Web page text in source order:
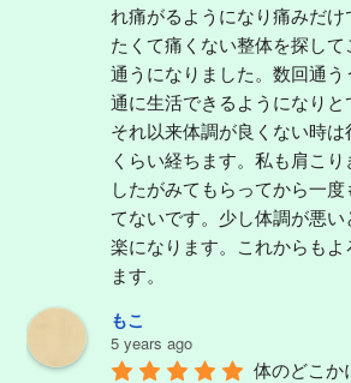
れ痛がるようになり痛みだ
たくて痛くない整体を探し
通うになりました。数回通
通に生活できるようになりと
それ以来体調が良くない時
くらい経ちます。私も肩こ
したがみてもらってから一
てないです。少し体調が悪い
楽になります。これからも
ます。
もこ
5 years ago
体のどこか